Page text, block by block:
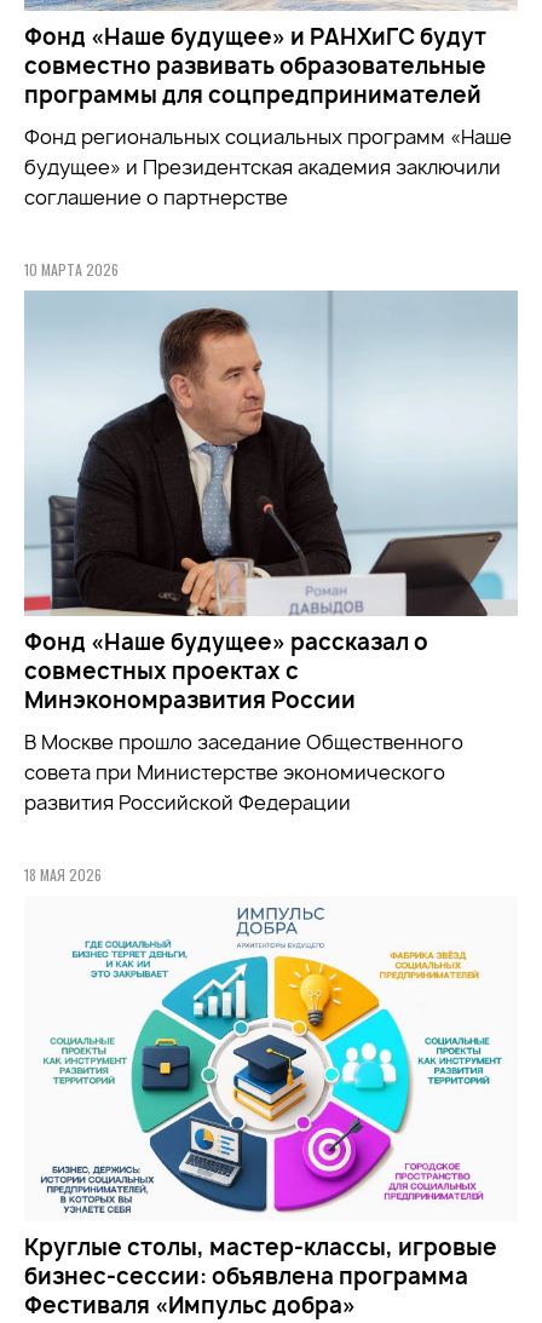
Фонд «Наше будущее» и РАНХиГС будут
совместно развивать образовательные
программы для соцпредпринимателей
Фонд региональных социальных программ «Наше
будущее» и Президентская академия заключили
соглашение о партнерстве
10 МАРТА 2026
Фонд «Наше будущее» рассказал о
совместных проектах с
Минэкономразвития России
В Москве прошло заседание Общественного
совета при Министерстве экономического
развития Российской Федерации
18 МАЯ 2026
Круглые столы, мастер-классы, игровые
бизнес-сессии: объявлена программа
Фестиваля «Импульс добра»